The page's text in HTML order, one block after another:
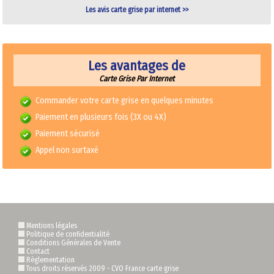
Les avis carte grise par internet >>
Les avantages de
Carte Grise Par Internet
Commander votre carte grise en quelques minutes
Paiement en plusieurs fois (3X ou 4X)
Paiement sécurisé
Appel non surtaxé
Mentions légales
Politique de confidentialité
Conditions Générales de Vente
Contact
Règlementation
Tous droits réservés 2009 - CVO France carte grise